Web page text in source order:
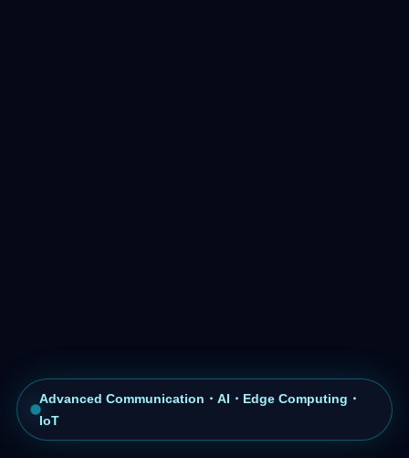
Advanced Communication・AI・Edge Computing・
IoT